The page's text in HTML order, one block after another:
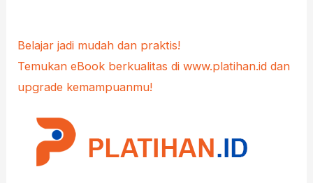
Belajar jadi mudah dan praktis!
Temukan eBook berkualitas di www.platihan.id dan
upgrade kemampuanmu!